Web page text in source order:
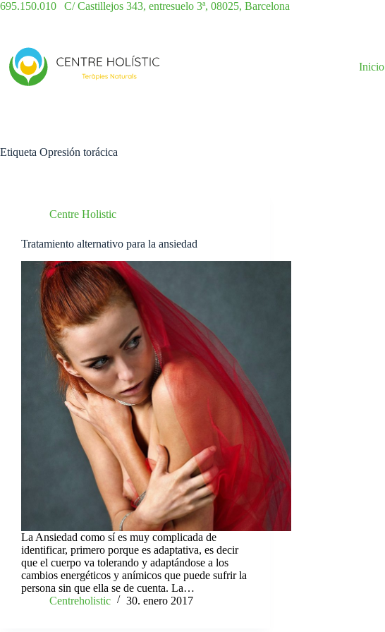
Saltar
695.150.010 C/ Castillejos 343, entresuelo 3ª, 08025, Barcelona
Inicio
Etiqueta Opresión torácica
Centre Holistic
Tratamiento alternativo para la ansiedad
La Ansiedad como sí es muy complicada de
identificar, primero porque es adaptativa, es decir
que el cuerpo va tolerando y adaptándose a los
cambios energéticos y anímicos que puede sufrir la
persona sin que ella se de cuenta. La…
Centreholistic
30. enero 2017